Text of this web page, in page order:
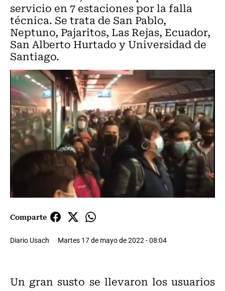
servicio en 7 estaciones por la falla
técnica. Se trata de San Pablo,
Neptuno, Pajaritos, Las Rejas, Ecuador,
San Alberto Hurtado y Universidad de
Santiago.
Comparte
Diario Usach Martes 17 de mayo de 2022 - 08:04
Un gran susto se llevaron los usuarios